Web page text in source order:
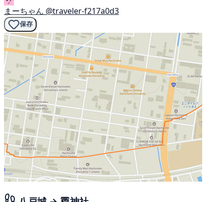
まーちゃん @traveler-f217a0d3
保存